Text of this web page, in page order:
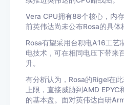
Vera CPU拥有88个核心，内
前英伟达尚未公布Rosa的具体
Rosa有望采用台积电A16工艺
电技术，可在相同电压下带来
升。
有分析认为，Rosa的Rigel在
上限，直接威胁到AMD
的基本盘。面对英伟达自研